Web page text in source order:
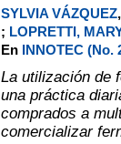
SYLVIA VÁZQUEZ
; LOPRETTI, MARY
En INNOTEC (No.
La utilización de
una práctica
comprados a
comercializar